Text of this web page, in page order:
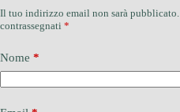
Il tuo indirizzo email non sarà pubblicato.
contrassegnati *
Nome *